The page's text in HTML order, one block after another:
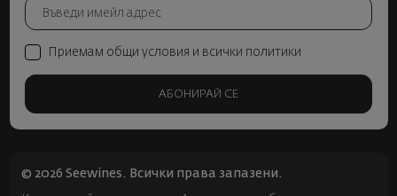
Приемам общи условия и всички политики
АБОНИРАЙ СЕ
© 2026 Seewines. Всички права запазени.